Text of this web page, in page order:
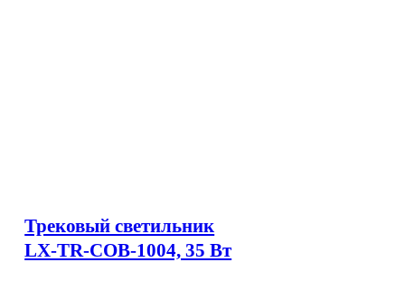
Трековый светильник
LX-TR-COB-1004, 35 Вт